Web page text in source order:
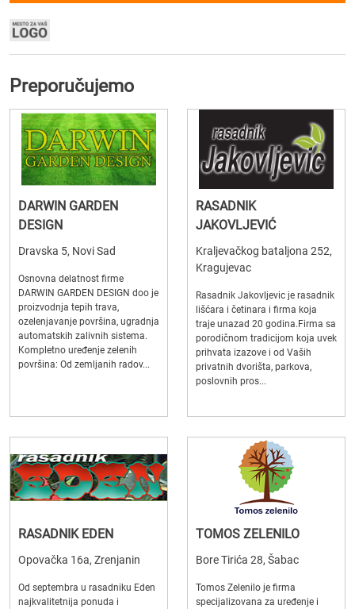
Preporučujemo
DARWIN GARDEN
DESIGN
Dravska 5, Novi Sad
Osnovna delatnost firme
DARWIN GARDEN DESIGN doo je
proizvodnja tepih trava,
ozelenjavanje površina, ugradnja
automatskih zalivnih sistema.
Kompletno uređenje zelenih
površina: Od zemljanih radov...
RASADNIK
JAKOVLJEVIĆ
Kraljevačkog bataljona 252,
Kragujevac
Rasadnik Jakovljevic je rasadnik
lišćara i četinara i firma koja
traje unazad 20 godina.Firma sa
porodičnom tradicijom koja uvek
prihvata izazove i od Vaših
privatnih dvorišta, parkova,
poslovnih pros...
RASADNIK EDEN
Opovačka 16a, Zrenjanin
Od septembra u rasadniku Eden
najkvalitetnija ponuda i
TOMOS ZELENILO
Bore Tirića 28, Šabac
Tomos Zelenilo je firma
specijalizovana za uređenje i